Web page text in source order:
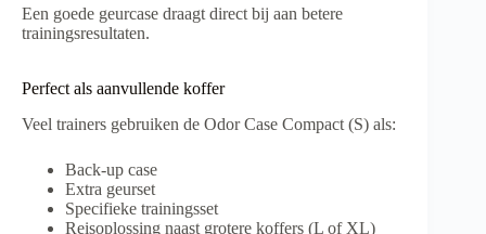
Een goede geurcase draagt direct bij aan betere
trainingsresultaten.
Perfect als aanvullende koffer
Veel trainers gebruiken de Odor Case Compact (S) als:
Back-up case
Extra geurset
Specifieke trainingsset
Reisoplossing naast grotere koffers (L of XL)